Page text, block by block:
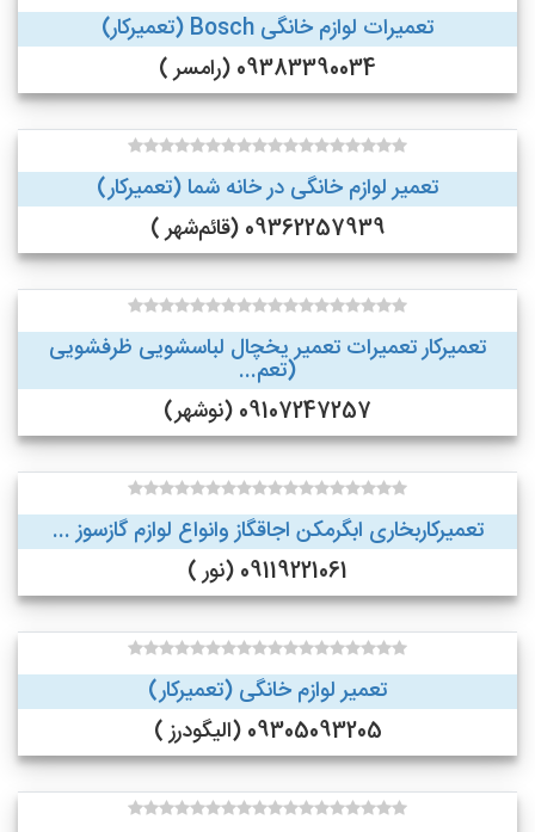
تعمیرات لوازم خانگی Bosch (تعمیرکار)
09383390034 (رامسر )
تعمیر لوازم خانگی در خانه شما (تعمیرکار)
09362257939 (قائم‌شهر )
تعمیرکار تعمیرات تعمیر یخچال لباسشویی ظرفشویی
(تعم...
09107247257 (نوشهر)
تعمیرکاربخاری ابگرمکن اجاقگاز وانواع لوازم گازسوز ...
09119221061 (نور )
تعمیر لوازم خانگی (تعمیرکار)
09305093205 (الیگودرز )